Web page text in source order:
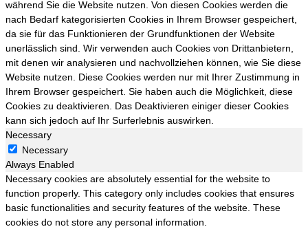
während Sie die Website nutzen. Von diesen Cookies werden die
nach Bedarf kategorisierten Cookies in Ihrem Browser gespeichert,
da sie für das Funktionieren der Grundfunktionen der Website
unerlässlich sind. Wir verwenden auch Cookies von Drittanbietern,
mit denen wir analysieren und nachvollziehen können, wie Sie diese
Website nutzen. Diese Cookies werden nur mit Ihrer Zustimmung in
Ihrem Browser gespeichert. Sie haben auch die Möglichkeit, diese
Cookies zu deaktivieren. Das Deaktivieren einiger dieser Cookies
kann sich jedoch auf Ihr Surferlebnis auswirken.
Necessary
Necessary
Always Enabled
Necessary cookies are absolutely essential for the website to
function properly. This category only includes cookies that ensures
basic functionalities and security features of the website. These
cookies do not store any personal information.